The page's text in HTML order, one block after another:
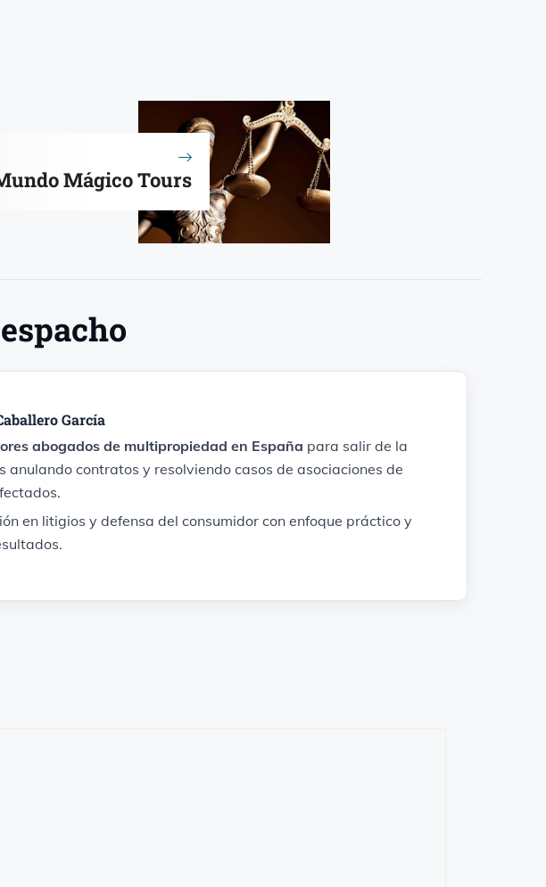
Mágico Tours
García
abogados de multipropiedad en España para salir de la
contratos y resolviendo casos de asociaciones de
en litigios y defensa del consumidor con enfoque práctico y